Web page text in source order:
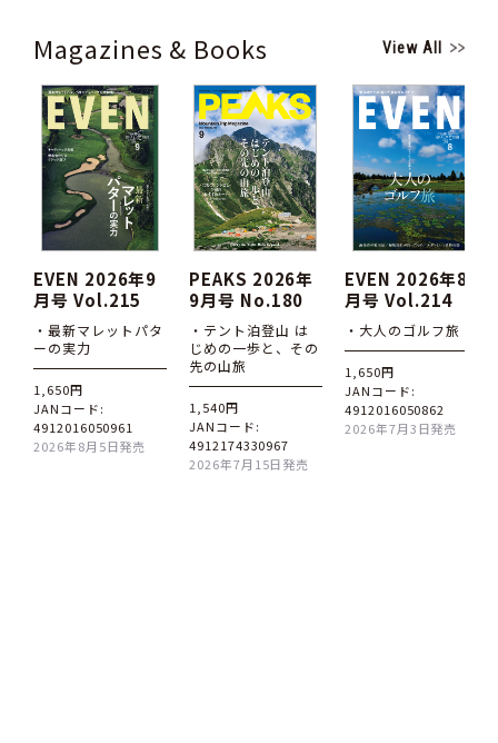
Magazines & Books View All
EVEN 2026年9
月号 Vol.215
・最新マレットパタ
ーの実力
1,650円
JANコード:
4912016050961
2026年8月5日発売
PEAKS 2026年
9月号 No.180
・テント泊登山 は
じめの一歩と、その
先の山旅
1,540円
JANコード:
4912174330967
2026年7月15日発売
EVEN 2026年8
月号 Vol.214
・大人のゴルフ旅
1,650円
JANコード:
4912016050862
2026年7月3日発売